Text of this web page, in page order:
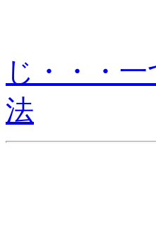
じ・・・
法